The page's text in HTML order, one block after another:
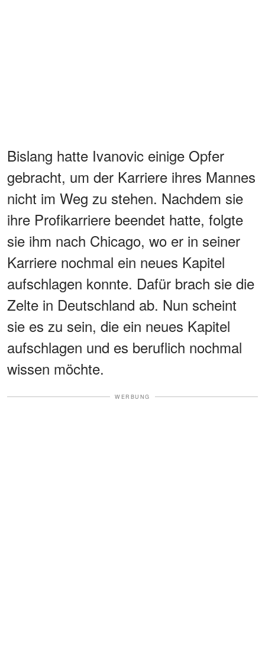
Bislang hatte Ivanovic einige Opfer
gebracht, um der Karriere ihres Mannes
nicht im Weg zu stehen. Nachdem sie
ihre Profikarriere beendet hatte, folgte
sie ihm nach Chicago, wo er in seiner
Karriere nochmal ein neues Kapitel
aufschlagen konnte. Dafür brach sie die
Zelte in Deutschland ab. Nun scheint
sie es zu sein, die ein neues Kapitel
aufschlagen und es beruflich nochmal
wissen möchte.
WERBUNG